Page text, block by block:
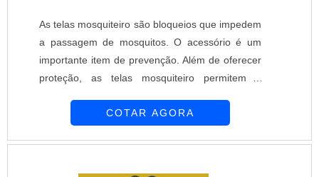
As telas mosquiteiro são bloqueios que impedem
a passagem de mosquitos. O acessório é um
importante item de prevenção. Além de oferecer
proteção, as telas mosquiteiro permitem a
prejudicam o visual do ambiente. A empresa
1997 oferecendo soluções de alto nível para
COTAR AGORA